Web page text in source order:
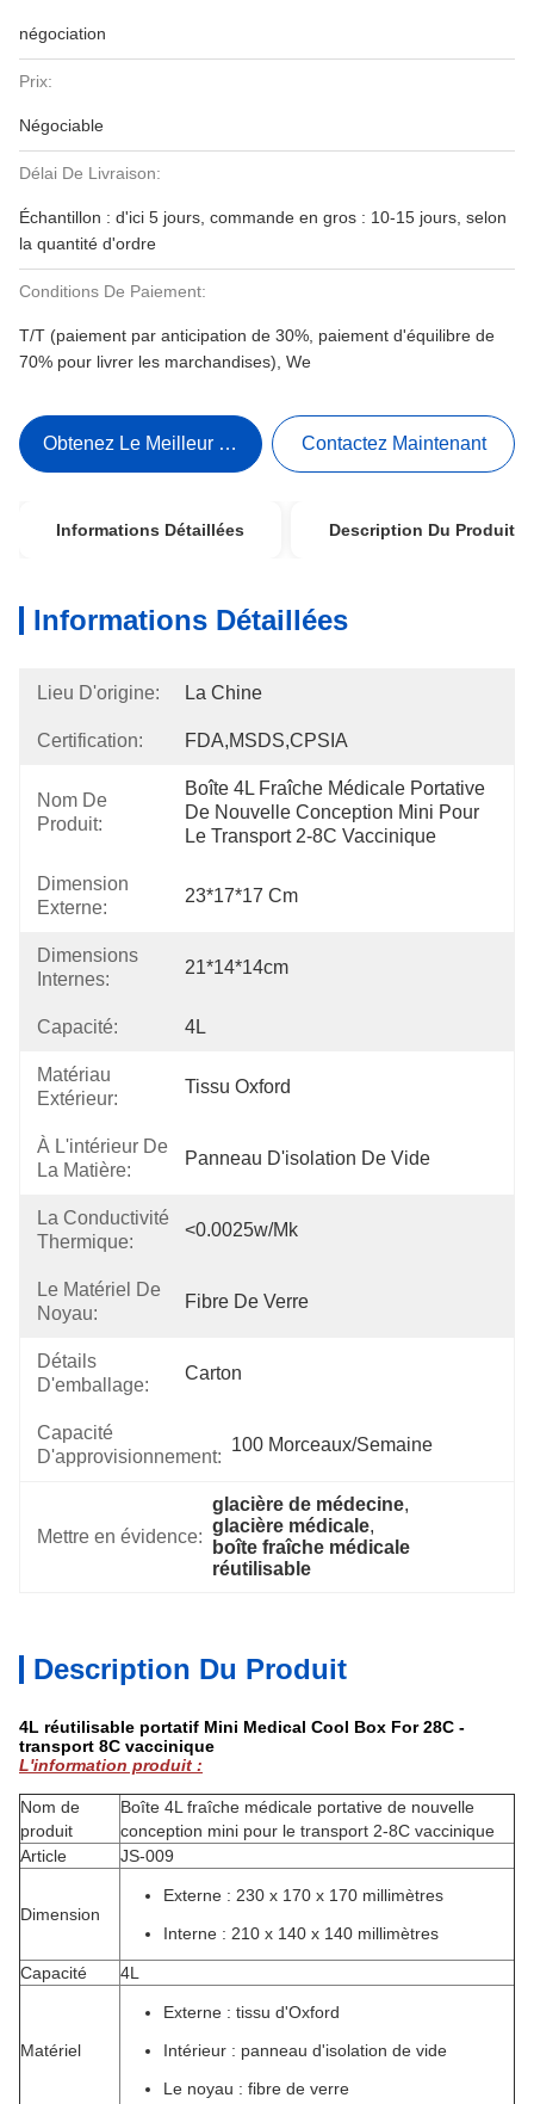
négociation
Prix:
Négociable
Délai De Livraison:
Échantillon : d'ici 5 jours, commande en gros : 10-15 jours, selon
la quantité d'ordre
Conditions De Paiement:
T/T (paiement par anticipation de 30%, paiement d'équilibre de
70% pour livrer les marchandises), We
Obtenez Le Meilleur Prix Contactez Maintenant
Informations Détaillées Description Du Produit
Informations Détaillées
Lieu D'origine: La Chine
Certification: FDA,MSDS,CPSIA
Nom De
Produit:
Boîte 4L Fraîche Médicale Portative
De Nouvelle Conception Mini Pour
Le Transport 2-8C Vaccinique
Dimension
Externe:
23*17*17 Cm
Dimensions
Internes:
21*14*14cm
Capacité: 4L
Matériau
Extérieur:
Tissu Oxford
À L'intérieur De
La Matière:
Panneau D'isolation De Vide
La Conductivité
Thermique:
<0.0025w/mk
Le Matériel De
Noyau:
Fibre De Verre
Détails
D'emballage:
Carton
Capacité
D'approvisionnement:
100 Morceaux/semaine
Mettre en évidence:
glacière de médecine,
glacière médicale,
boîte fraîche médicale
réutilisable
Description Du Produit
4L réutilisable portatif Mini Medical Cool Box For 28C -
transport 8C vaccinique
L'information produit :
Nom de
produit
Boîte 4L fraîche médicale portative de nouvelle
conception mini pour le transport 2-8C vaccinique
Article
JS-009
Dimension
Externe : 230 x 170 x 170 millimètres
Interne : 210 x 140 x 140 millimètres
Capacité 4L
Matériel
Externe : tissu d'Oxford
Intérieur : panneau d'isolation de vide
Le noyau : fibre de verre